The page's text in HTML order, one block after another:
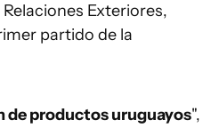
Exteriores,
partido de la
de productos uruguayos",